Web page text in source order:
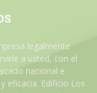
legalmente
a usted, con el
nacional e
eficacia. Edificio Los